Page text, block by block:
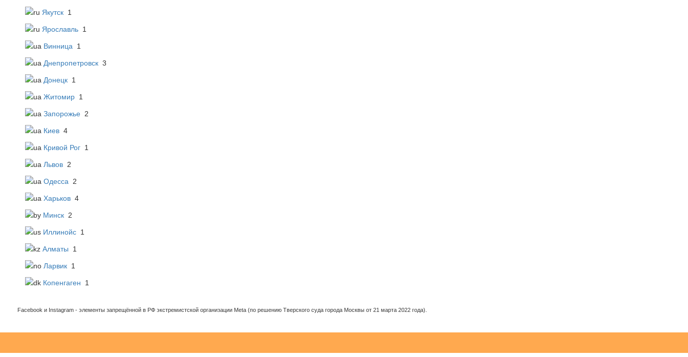
Якутск 1
Ярославль 1
Винница 1
Днепропетровск 3
Донецк 1
Житомир 1
Запорожье 2
Киев 4
Кривой Рог 1
Львов 2
Одесса 2
Харьков 4
Минск 2
Иллинойс 1
Алматы 1
Ларвик 1
Копенгаген 1
Facebook и Instagram - элементы запрещённой в РФ экстремистской организации Meta (по решению Тверского суда города Москвы от 21 марта 2022 года).